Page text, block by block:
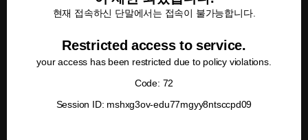
현재 접속하신 단말에서는 접속이 불가능합니다.
Restricted access to service.
your access has been restricted due to policy violations.
Code: 72
Session ID: mshxg3ov-edu77mgyy8ntsccpd09